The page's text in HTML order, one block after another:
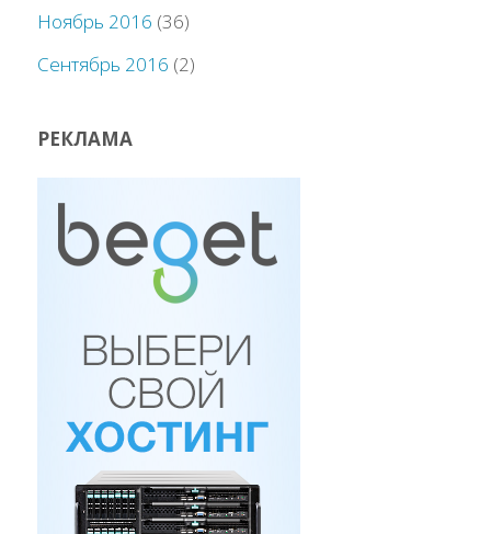
Ноябрь 2016 (36)
Сентябрь 2016 (2)
РЕКЛАМА